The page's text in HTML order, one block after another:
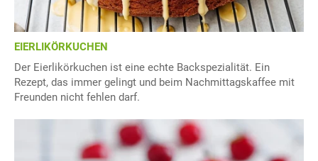
EIERLIKÖRKUCHEN
Der Eierlikörkuchen ist eine echte Backspezialität. Ein
Rezept, das immer gelingt und beim Nachmittagskaffee mit
Freunden nicht fehlen darf.